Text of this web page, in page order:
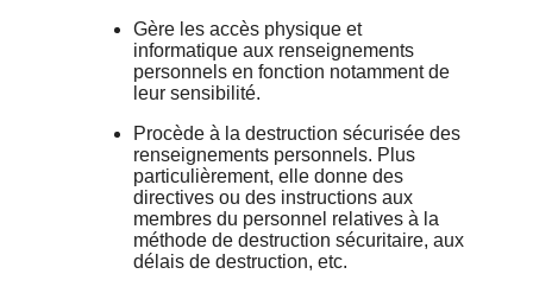
Gère les accès physique et
informatique aux renseignements
personnels en fonction notamment de
leur sensibilité.
Procède à la destruction sécurisée des
renseignements personnels. Plus
particulièrement, elle donne des
directives ou des instructions aux
membres du personnel relatives à la
méthode de destruction sécuritaire, aux
délais de destruction, etc.